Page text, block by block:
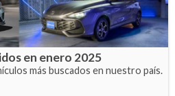
en enero 2025
más buscados en nuestro país.